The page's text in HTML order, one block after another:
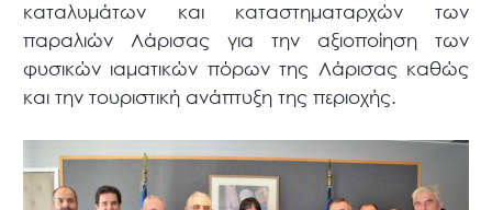
καταλυμάτων και καταστηματαρχών των
παραλιών Λάρισας για την αξιοποίηση των
φυσικών ιαματικών πόρων της Λάρισας καθώς
και την τουριστική ανάπτυξη της περιοχής.